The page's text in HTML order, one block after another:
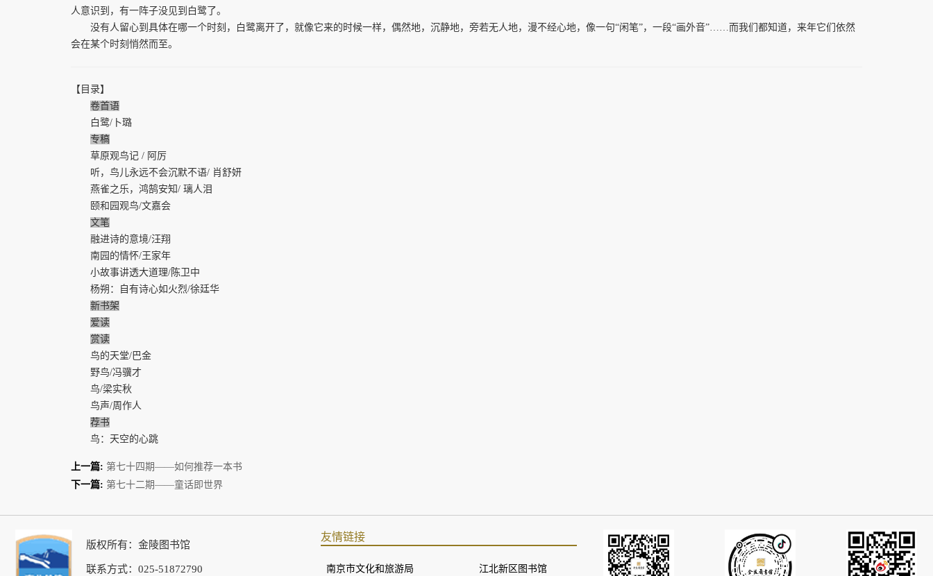
人意识到，有一阵子没见到白鹭了。
没有人留心到具体在哪一个时刻，白鹭离开了，就像它来的时候一样，偶然地，沉静地，旁若无人地，漫不经心地，像一句“闲笔”，一段“画外音”……而我们都知道，来年它们依然
会在某个时刻悄然而至。
【目录】
卷首语
白鹭/卜璐
专稿
草原观鸟记 / 阿厉
听，鸟儿永远不会沉默不语/ 肖舒妍
燕雀之乐，鸿鹄安知/ 璃人泪
颐和园观鸟/文嘉会
文笔
融进诗的意境/汪翔
南园的情怀/王家年
小故事讲透大道理/陈卫中
杨朔：自有诗心如火烈/徐廷华
新书架
爱读
赏读
鸟的天堂/巴金
野鸟/冯骥才
鸟/梁实秋
鸟声/周作人
荐书
鸟：天空的心跳
上一篇: 第七十四期——如何推荐一本书
下一篇: 第七十二期——童话即世界
版权所有：金陵图书馆
联系方式：025-51872790
友情链接
南京市文化和旅游局 江北新区图书馆